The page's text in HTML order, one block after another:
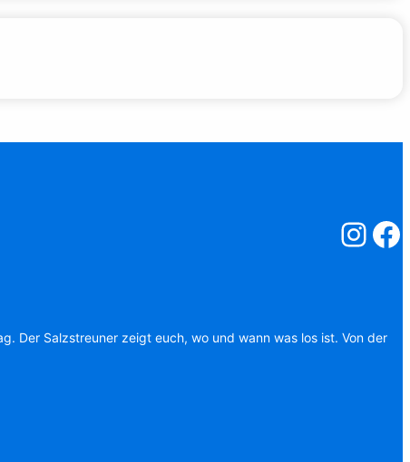
Der Salzstreuner zeigt euch, wo und wann was los ist. Von der